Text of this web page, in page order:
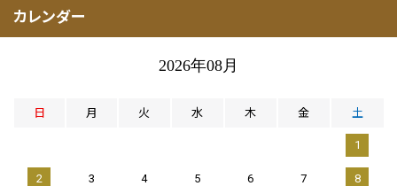
カレンダー
2026年08月
日 月 火 水 木 金 土
1
2 3 4 5 6 7 8